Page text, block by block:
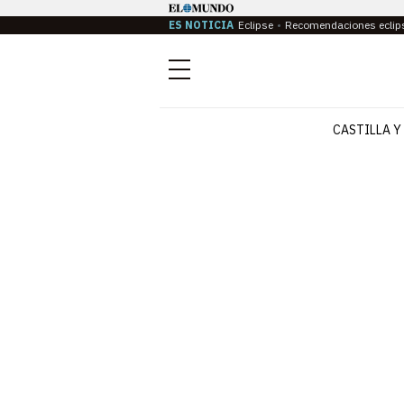
ES NOTICIA Eclipse Recomendaciones
Menú
CASTILLA Y